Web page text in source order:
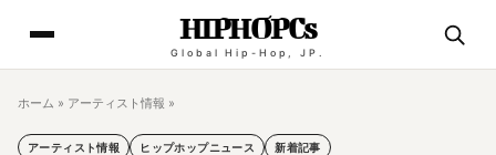
HIPHOPCs
Global Hip-Hop, JP.
ホーム » アーティスト情報 »
アーティスト情報 ヒップホップニュース 新着記事